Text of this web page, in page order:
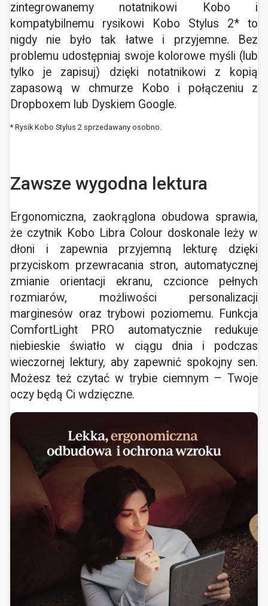
zintegrowanemy notatnikowi Kobo i
kompatybilnemu rysikowi Kobo Stylus 2* to
nigdy nie było tak łatwe i przyjemne. Bez
problemu udostępniaj swoje kolorowe myśli (lub
tylko je zapisuj) dzięki notatnikowi z kopią
zapasową w chmurze Kobo i połączeniu z
Dropboxem lub Dyskiem Google.
* Rysik Kobo Stylus 2 sprzedawany osobno.
Zawsze wygodna lektura
Ergonomiczna, zaokrąglona obudowa sprawia,
że czytnik Kobo Libra Colour doskonale leży w
dłoni i zapewnia przyjemną lekturę dzięki
przyciskom przewracania stron, automatycznej
zmianie orientacji ekranu, czcionce pełnych
rozmiarów, możliwości personalizacji
marginesów oraz trybowi poziomemu. Funkcja
ComfortLight PRO automatycznie redukuje
niebieskie światło w ciągu dnia i podczas
wieczornej lektury, aby zapewnić spokojny sen.
Możesz też czytać w trybie ciemnym – Twoje
oczy będą Ci wdzięczne.